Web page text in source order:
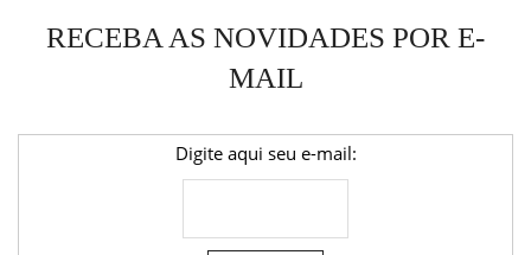
RECEBA AS NOVIDADES POR E-
MAIL
Digite aqui seu e-mail: